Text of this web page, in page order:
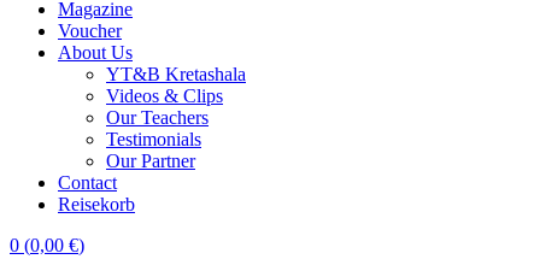
Magazine
Voucher
About Us
YT&B Kretashala
Videos & Clips
Our Teachers
Testimonials
Our Partner
Contact
Reisekorb
0 (0,00 €)